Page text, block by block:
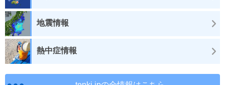
地震情報
熱中症情報